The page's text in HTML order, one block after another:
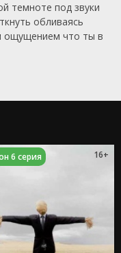
темноте под звуки
обливаясь
ощущением что ты в
6 серия 16+